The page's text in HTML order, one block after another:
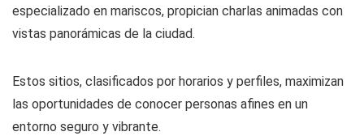
especializado en mariscos, propician charlas animadas con
vistas panorámicas de la ciudad.
Estos sitios, clasificados por horarios y perfiles, maximizan
las oportunidades de conocer personas afines en un
entorno seguro y vibrante.